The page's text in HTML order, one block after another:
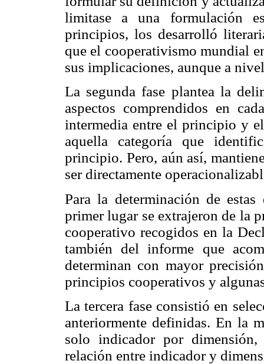
limitase a una formulación
principios, los desarrolló
que el cooperativismo mundial
sus implicaciones, aunque a
La segunda fase plantea la
aspectos comprendidos en
intermedia entre el principio y
aquella categoría que
principio. Pero, aún así,
ser directamente
Para la determinación de
primer lugar se extrajeron de la
cooperativo recogidos en la
también del informe que
determinan con mayor
principios cooperativos y
La tercera fase consistió en
anteriormente definidas. En la
solo indicador por
relación entre indicador y